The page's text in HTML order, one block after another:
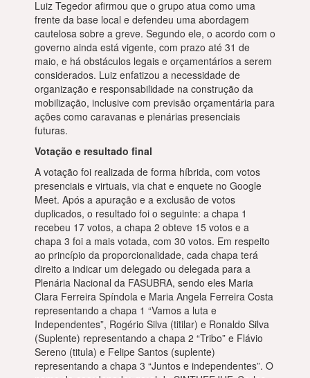
Luiz Tegedor afirmou que o grupo atua como uma
frente da base local e defendeu uma abordagem
cautelosa sobre a greve. Segundo ele, o acordo com o
governo ainda está vigente, com prazo até 31 de
maio, e há obstáculos legais e orçamentários a serem
considerados. Luiz enfatizou a necessidade de
organização e responsabilidade na construção da
mobilização, inclusive com previsão orçamentária para
ações como caravanas e plenárias presenciais
futuras.
Votação e resultado final
A votação foi realizada de forma híbrida, com votos
presenciais e virtuais, via chat e enquete no Google
Meet. Após a apuração e a exclusão de votos
duplicados, o resultado foi o seguinte: a chapa 1
recebeu 17 votos, a chapa 2 obteve 15 votos e a
chapa 3 foi a mais votada, com 30 votos. Em respeito
ao princípio da proporcionalidade, cada chapa terá
direito a indicar um delegado ou delegada para a
Plenária Nacional da FASUBRA, sendo eles Maria
Clara Ferreira Spíndola e Maria Angela Ferreira Costa
representando a chapa 1 “Vamos a luta e
Independentes”, Rogério Silva (titilar) e Ronaldo Silva
(Suplente) representando a chapa 2 “Tribo” e Flávio
Sereno (titula) e Felipe Santos (suplente)
representando a chapa 3 “Juntos e independentes”. O